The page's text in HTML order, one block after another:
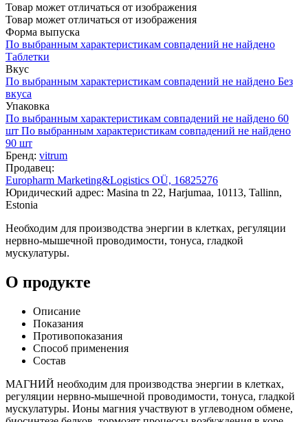
Товар может отличаться от изображения
Товар может отличаться от изображения
Форма выпуска
По выбранным характеристикам совпадений не найдено
Таблетки
Вкус
По выбранным характеристикам совпадений не найдено Без
вкуса
Упаковка
По выбранным характеристикам совпадений не найдено 60
шт По выбранным характеристикам совпадений не найдено
90 шт
Бренд: vitrum
Продавец:
Europharm Marketing&Logistics OÜ, 16825276
Юридический адрес: Masina tn 22, Harjumaa, 10113, Tallinn,
Estonia
Необходим для производства энергии в клетках, регуляции
нервно-мышечной проводимости, тонуса, гладкой
мускулатуры.
О продукте
Описание
Показания
Противопоказания
Способ применения
Состав
МАГНИЙ необходим для производства энергии в клетках,
регуляции нервно-мышечной проводимости, тонуса, гладкой
мускулатуры. Ионы магния участвуют в углеводном обмене,